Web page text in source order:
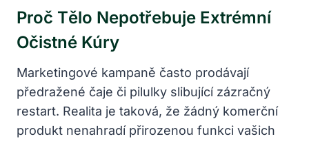
Proč Tělo Nepotřebuje Extrémní
Očistné Kúry
Marketingové kampaně často prodávají
předražené čaje či pilulky slibující zázračný
restart. Realita je taková, že žádný komerční
produkt nenahradí přirozenou funkci vašich